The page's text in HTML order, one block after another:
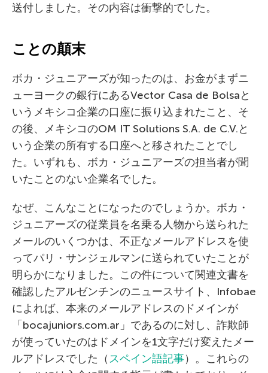
送付しました。その内容は衝撃的でした。
ことの顛末
ボカ・ジュニアーズが知ったのは、お金がまずニ
ューヨークの銀行にあるVector Casa de Bolsaと
いうメキシコ企業の口座に振り込まれたこと、そ
の後、メキシコのOM IT Solutions S.A. de C.V.と
いう企業の所有する口座へと移されたことでし
た。いずれも、ボカ・ジュニアーズの担当者が聞
いたことのない企業名でした。
なぜ、こんなことになったのでしょうか。ボカ・
ジュニアーズの従業員を名乗る人物から送られた
メールのいくつかは、不正なメールアドレスを使
ってパリ・サンジェルマンに送られていたことが
明らかになりました。この件について関連文書を
確認したアルゼンチンのニュースサイト、Infobae
によれば、本来のメールアドレスのドメインが
「bocajuniors.com.ar」であるのに対し、詐欺師
が使っていたのはドメインを1文字だけ変えたメー
ルアドレスでした（スペイン語記事）。これらの